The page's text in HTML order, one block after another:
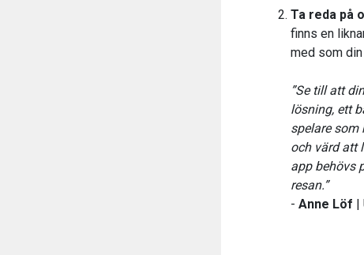
Ta reda på
finns en
med som din
”Se till att
lösning, ett
spelare
och värd att
app behövs
resan.”
- Anne Löf |